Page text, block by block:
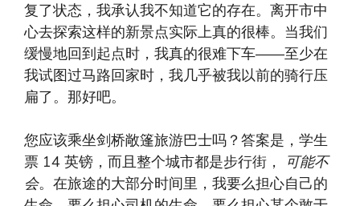
复了状态，我承认我不知道它的存在。离开市中
心去探索这样的新景点实际上真的很棒。当我们
缓慢地回到起点时，我真的很难下车——至少在
我试图过马路回家时，我几乎被我以前的骑行压
扁了。那好吧。
您应该乘坐剑桥敞篷旅游巴士吗？答案是，学生
票 14 英镑，而且整个城市都是步行街，
可能不
会。在旅途的大部分时间里，我要么担心自己的